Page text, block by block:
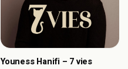
Youness Hanifi – 7 vies